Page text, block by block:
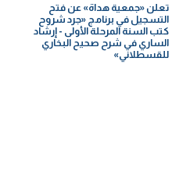
تعلن «جمعية هداة» عن فتح
التسجيل في برنامج «جرد شروح
كتب السنة️ المرحلة الأولى - إرشاد
الساري في شرح صحيح البخاري
للقسطلاني»